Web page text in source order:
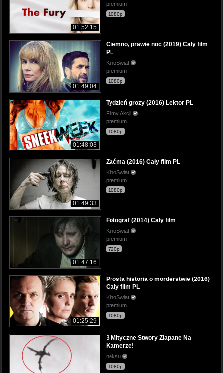
01:52:15
premium
1080p
01:49:04
Ciemno, prawie noc (2019) Cały film
PL
KinoSwiat
premium
1080p
01:48:03
Tydzień grozy (2016) Lektor PL
Filmy Akcji
premium
1080p
01:49:33
Zaćma (2016) Cały film PL
KinoSwiat
premium
1080p
01:47:16
Fotograf (2014) Cały film
KinoSwiat
premium
720p
01:25:29
Prosta historia o morderstwie (2016)
Cały film PL
KinoSwiat
premium
1080p
3 Mityczne Stwory Złapane Na
Kamerze!
neksu
1080p